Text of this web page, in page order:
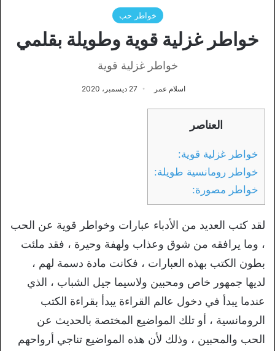
خواطر حب
خواطر غزلية قوية وطويلة بقلمي
خواطر غزلية قوية
اسلام عمر 27 ديسمبر، 2020
العناصر
خواطر غزلية قوية:
خواطر رومانسية طويلة:
خواطر مصورة:
لقد كتب العديد من الأدباء عبارات وخواطر قوية عن الحب
، وما يرافقه من شوق وعذاب ولهفة وحيرة ، فقد ملئت
بطون الكتب بهذه العبارات ، فكانت مادة دسمة لهم ،
لديها جمهور خاص ومحبين ولاسيما جيل الشباب ، الذي
عندما يبدأ في دخول عالم القراءة يبدأ بقراءة الكتب
الرومانسية ، أو تلك المواضيع المختصة بالحديث عن
الحب والمحبين ، وذلك لأن هذه المواضيع تناجي أرواحهم